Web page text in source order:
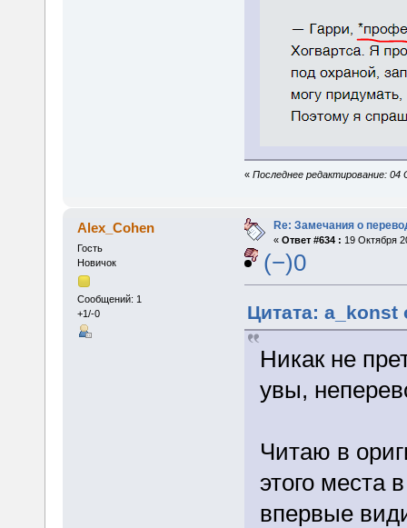
« Последнее редактирование:
Alex_Cohen
Гость
Новичок
Сообщений: 1
+1/-0
Re: Замечания о
« Ответ #634 : 19 Октября
(−)0
Цитата: a_konst
Никак не
увы,
Читаю в
этого места
впервые